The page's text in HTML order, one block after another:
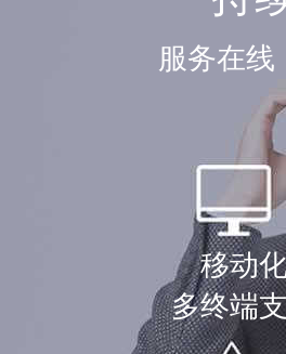
银行级数据
传输加密
持
服务在线